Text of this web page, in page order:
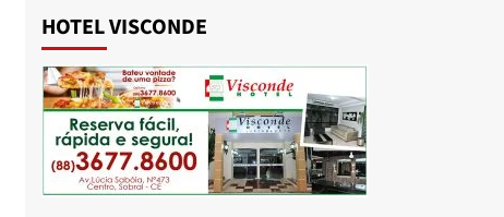
HOTEL VISCONDE